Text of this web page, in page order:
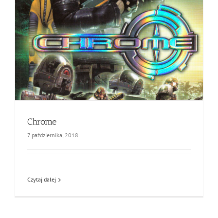
Chrome
7 października, 2018
Czytaj dalej